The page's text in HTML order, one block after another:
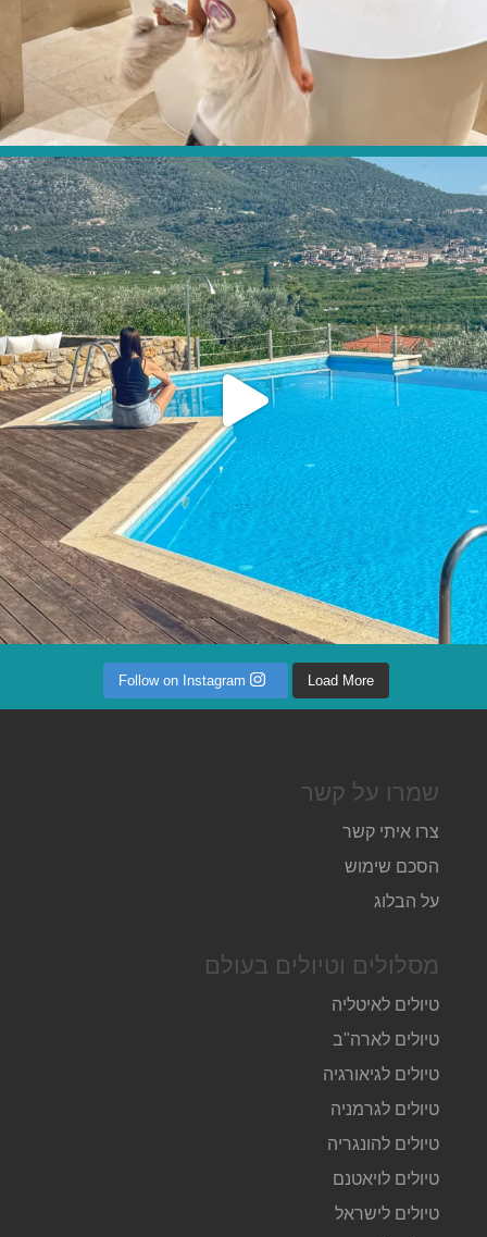
Load More
Follow on Instagram
שמרו על קשר
צרו איתי קשר
הסכם שימוש
על הבלוג
מסלולים וטיולים בעולם
טיולים לאיטליה
טיולים לארה"ב
טיולים לגיאורגיה
טיולים לגרמניה
טיולים להונגריה
טיולים לויאטנם
טיולים לישראל